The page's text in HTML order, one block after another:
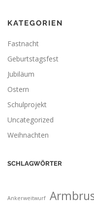
KATEGORIEN
Fastnacht
Geburtstagsfest
Jubiläum
Ostern
Schulprojekt
Uncategorized
Weihnachten
SCHLAGWÖRTER
Ankerweitwurf